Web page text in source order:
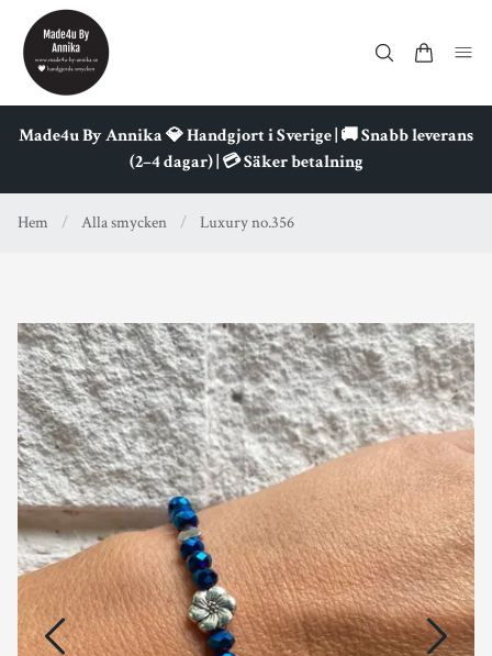
Made4u By Annika 💎 Handgjort i Sverige | 🚚 Snabb leverans
(2–4 dagar) | 💳 Säker betalning
Hem / Alla smycken / Luxury no.356